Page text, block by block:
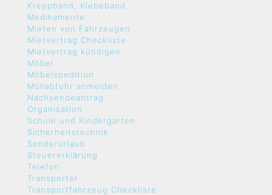
Kreppband, Klebeband
Medikamente
Mieten von Fahrzeugen
Mietvertrag Checkliste
Mietvertrag kündigen
Möbel
Möbelspedition
Müllabfuhr anmelden
Nachsendeantrag
Organisation
Schule und Kindergarten
Sicherheitstechnik
Sonderurlaub
Steuererklärung
Telefon
Transporter
Transportfahrzeug Checkliste